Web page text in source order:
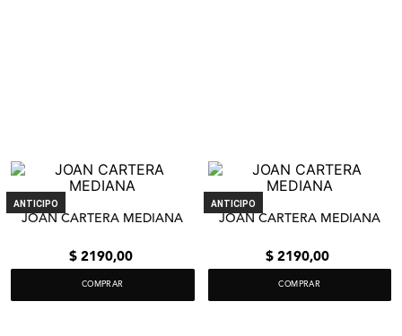
JOAN CARTERA MEDIANA
ANTICIPO
$ 2190,00
COMPRAR
JOAN CARTERA MEDIANA
ANTICIPO
$ 2190,00
COMPRAR